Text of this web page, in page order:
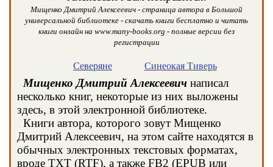
Мищенко Дмитрий Алексеевич - страница автора в Большой
универсальной библиотеке - скачать книги бесплатно и читать
книги онлайн на www.many-books.org - полные версии без
регистрации
Северяне Синеокая Тиверь
Мищенко Дмитрий Алексеевич написал
несколько книг, некоторые из них выложены
здесь, в этой электронной библиотеке.
Книги автора, которого зовут Мищенко
Дмитрий Алексеевич, на этом сайте находятся в
обычных электронных текстовых форматах,
вроде TXT (RTF), а также FB2 (EPUB или